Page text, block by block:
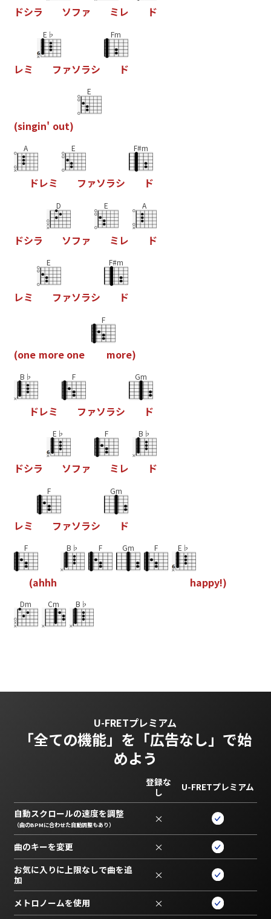
ドシラ ソフ ァ ミ レ ド
レミ
E♭
フ ァソラシ
Fm
ド
(singin' out)
E
A
ドレミ
E
フ ァソラシ
F#m
ド
ドシラ
D
ソフ ァ
E
ミ レ
A
ド
レミ
E
フ ァソラシ
F#m
ド
(one more one
F
more)
B♭
ドレミ
F
フ ァソラシ
Gm
ド
ドシラ
E♭
ソフ ァ
F
ミ レ
B♭
ド
レミ
F
フ ァソラシ
Gm
ド
F
(ahhh
B♭ F Gm F E♭
happy!)
Dm Cm B♭
U-FRETプレミアム
「全ての機能」を 「広告なし」で始
めよう
登録な
し
U-FRETプレミアム
自動スクロールの速度を調整
（曲のBPMに合わせた自動調整もあり） ×
曲のキーを変更 ×
お気に入りに上限なしで曲を追
加
×
メトロノームを使用 ×